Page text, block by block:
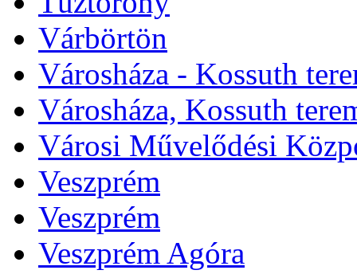
Várbörtön
Városháza - Kossuth
Városháza, Kossuth
Városi Művelődési
Veszprém
Veszprém
Veszprém Agóra